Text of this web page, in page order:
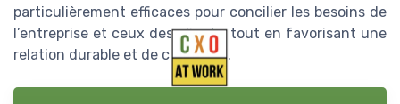
particulièrement efficaces pour concilier les besoins de
l’entreprise et ceux des clients, tout en favorisant une
relation durable et de confiance.